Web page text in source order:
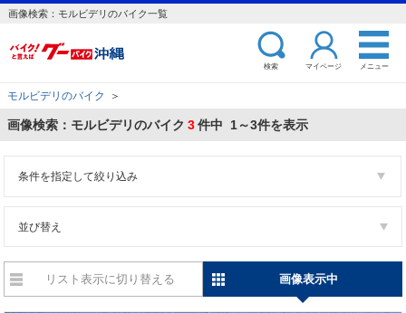
画像検索：モルビデリのバイク一覧
検索 マイページ メニュー
モルビデリのバイク ＞
画像検索：モルビデリのバイク 3件中 1～3件を表示
条件を指定して絞り込み
並び替え
リスト表示に切り替える 画像表示中